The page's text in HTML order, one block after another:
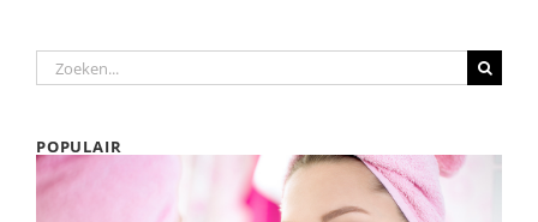
Zoeken
naar:
POPULAIR